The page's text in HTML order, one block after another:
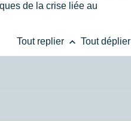
de la crise liée au
Tout replier keyboard_arrow_up Tout déplier